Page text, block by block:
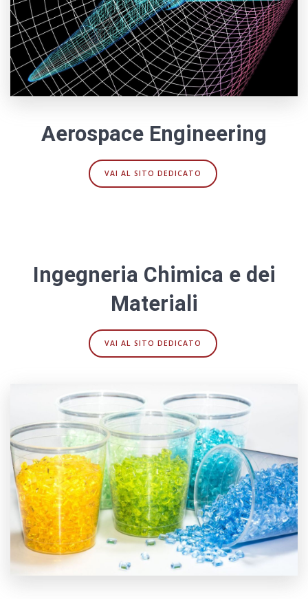
Aerospace Engineering
VAI AL SITO DEDICATO
Ingegneria Chimica e dei
Materiali
VAI AL SITO DEDICATO